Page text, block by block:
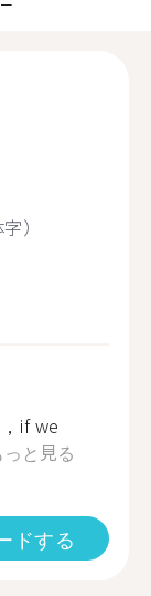
）
if we
っと見る
ドする